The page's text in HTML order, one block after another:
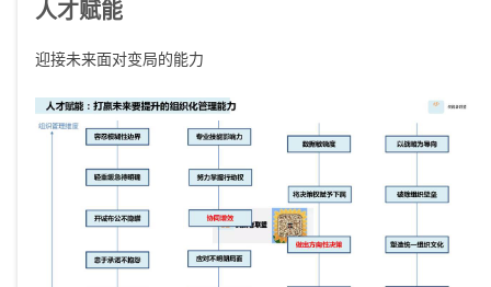
人才赋能
迎接未来面对变局的能力